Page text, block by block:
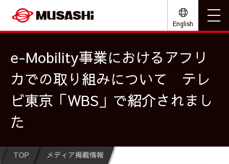
English
e-Mobility事業におけるアフリ
カでの取り組みについて テレ
ビ東京「WBS」で紹介されまし
た
TOP
メディア掲載情報